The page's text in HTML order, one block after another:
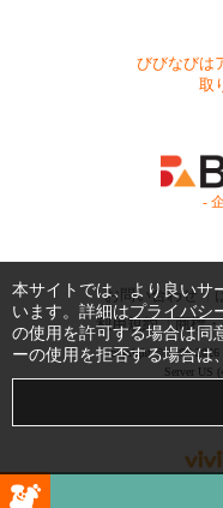
びびなびは
取
-
お問い合わせ
利用規約
商標
Copyright © 1999-2026
Server US
本サイトでは、より良いサ
います。詳細はプライバシ
の使用を許可する場合は同
ーの使用を拒否する場合は